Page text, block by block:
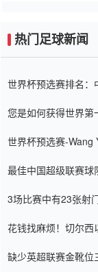
热门足球新闻
世界杯预选赛排名：
您是如何获得世界第
世界杯预选赛-Wang
最佳中国超级联赛球
3场比赛中有23张射
花钱找麻烦！切尔
缺少英超联赛金靴位